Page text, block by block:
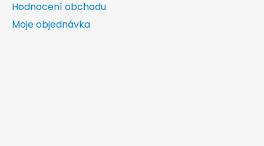
Hodnocení obchodu
Moje objednávka